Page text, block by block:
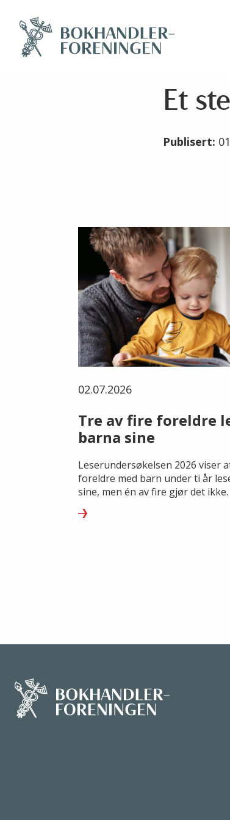
Et
Publisert:
02.07.2026
Tre av fire foreldre
barna sine
Leserundersøkelsen 2026 viser
foreldre med barn under ti år
sine, men én av fire gjør det ikke.